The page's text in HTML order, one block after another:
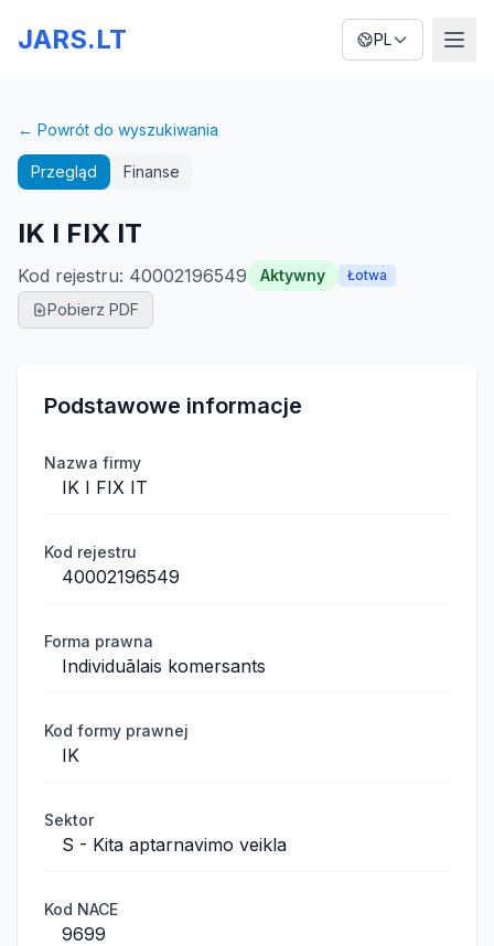
JARS.LT PL
← Powrót do wyszukiwania
Przegląd Finanse
IK I FIX IT
Kod rejestru: 40002196549 Aktywny Łotwa
Pobierz PDF
Podstawowe informacje
Nazwa firmy
IK I FIX IT
Kod rejestru
40002196549
Forma prawna
Individuālais komersants
Kod formy prawnej
IK
Sektor
S - Kita aptarnavimo veikla
Kod NACE
9699